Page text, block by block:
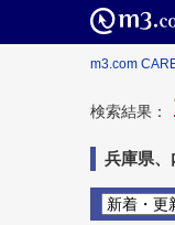
m3.com
検索結果：
兵庫県、